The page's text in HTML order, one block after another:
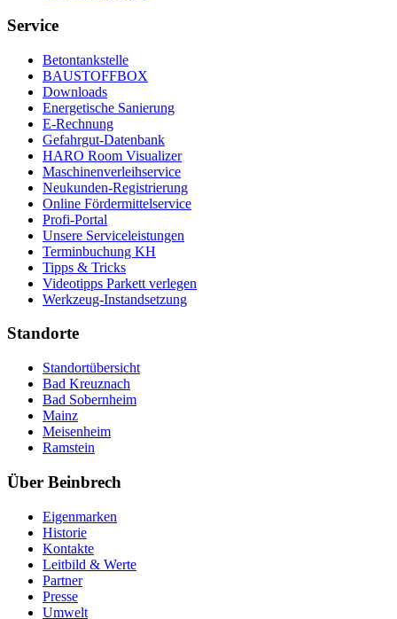
Service
Betontankstelle
BAUSTOFFBOX
Downloads
Energetische Sanierung
E-Rechnung
Gefahrgut-Datenbank
HARO Room Visualizer
Maschinenverleihservice
Neukunden-Registrierung
Online Fördermittelservice
Profi-Portal
Unsere Serviceleistungen
Terminbuchung KH
Tipps & Tricks
Videotipps Parkett verlegen
Werkzeug-Instandsetzung
Standorte
Standortübersicht
Bad Kreuznach
Bad Sobernheim
Mainz
Meisenheim
Ramstein
Über Beinbrech
Eigenmarken
Historie
Kontakte
Leitbild & Werte
Partner
Presse
Umwelt